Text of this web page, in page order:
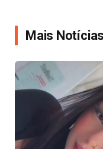
Mais Notícias